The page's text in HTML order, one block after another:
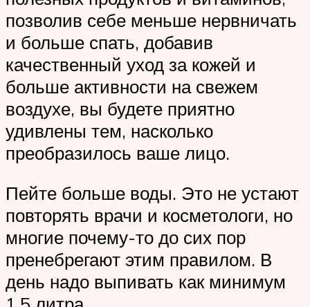
позволив себе меньше нервничать
и больше спать, добавив
качественный уход за кожей и
больше активности на свежем
воздухе, вы будете приятно
удивлены тем, насколько
преобразилось ваше лицо.
Пейте больше воды. Это не устают
повторять врачи и косметологи, но
многие почему-то до сих пор
пренебрегают этим правилом. В
день надо выпивать как минимум